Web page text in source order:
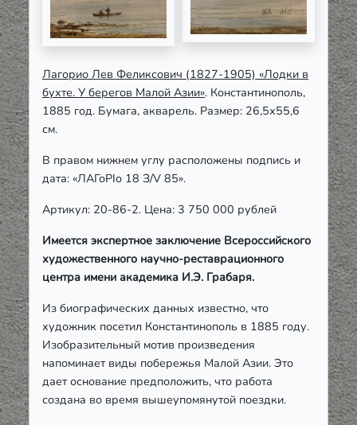
Лагорио Лев Феликсович (1827-1905) «Лодки в
бухте. У берегов Малой Азии». Константинополь,
1885 год. Бумага, акварель. Размер: 26,5х55,6
см.
В правом нижнем углу расположены подпись и
дата: «ЛАГоРIо 18 З/V 85».
Артикул: 20-86-2. Цена: 3 750 000 рублей
Имеется экспертное заключение Всероссийского
художественного научно-реставрационного
центра имени академика И.Э. Грабаря.
Из биографических данных известно, что
художник посетил Константинополь в 1885 году.
Изобразительный мотив произведения
напоминает виды побережья Малой Азии. Это
дает основание предположить, что работа
создана во время вышеупомянутой поездки.